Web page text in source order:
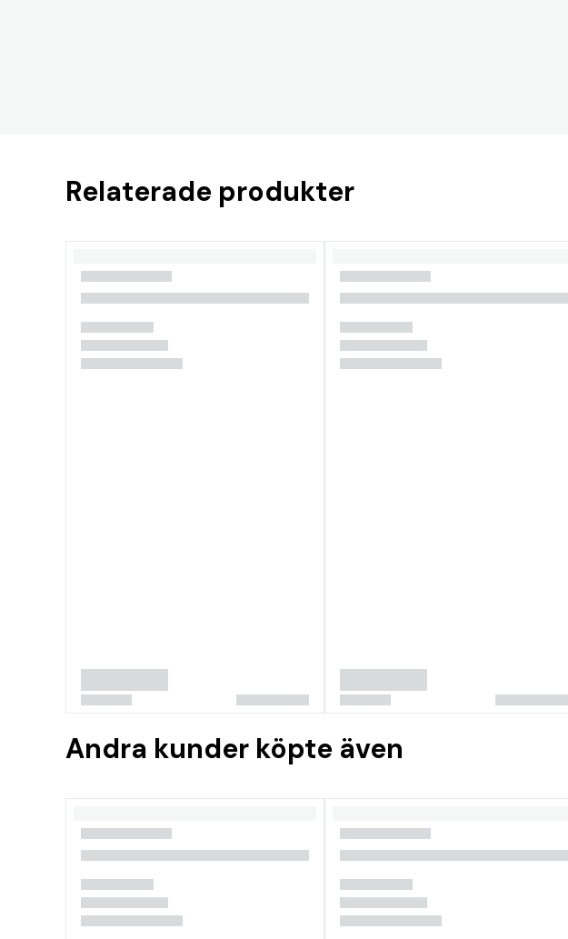
Relaterade produkter
Andra kunder köpte även